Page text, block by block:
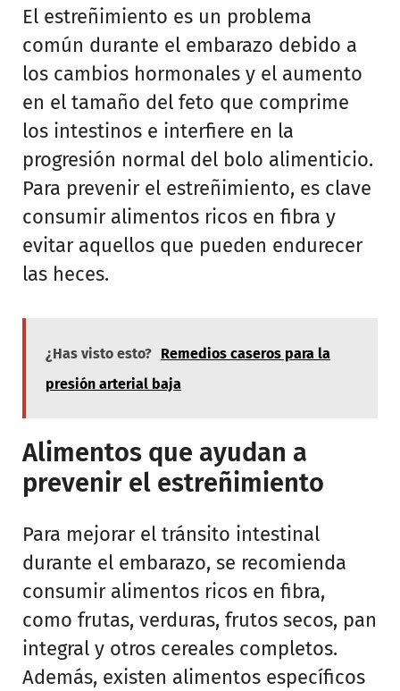
El estreñimiento es un problema
común durante el embarazo debido a
los cambios hormonales y el aumento
en el tamaño del feto que comprime
los intestinos e interfiere en la
progresión normal del bolo alimenticio.
Para prevenir el estreñimiento, es clave
consumir alimentos ricos en fibra y
evitar aquellos que pueden endurecer
las heces.
¿Has visto esto? Remedios caseros para la
presión arterial baja
Alimentos que ayudan a
prevenir el estreñimiento
Para mejorar el tránsito intestinal
durante el embarazo, se recomienda
consumir alimentos ricos en fibra,
como frutas, verduras, frutos secos, pan
integral y otros cereales completos.
Además, existen alimentos específicos